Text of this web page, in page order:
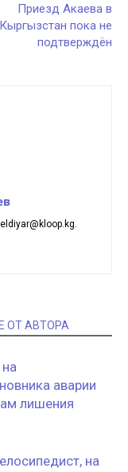
Приезд Акаева в
Кыргызстан пока не
подтверждён
ОТ АВТОРА
аварии
лишения
на